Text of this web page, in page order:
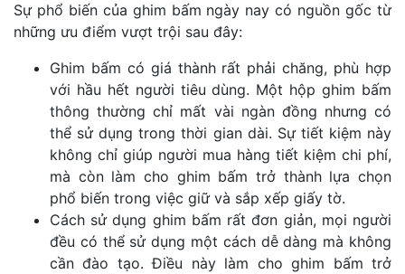
Sự phổ biến của ghim bấm ngày nay có nguồn gốc từ
những ưu điểm vượt trội sau đây:
Ghim bấm có giá thành rất phải chăng, phù hợp
với hầu hết người tiêu dùng. Một hộp ghim bấm
thông thường chỉ mất vài ngàn đồng nhưng có
thể sử dụng trong thời gian dài. Sự tiết kiệm này
không chỉ giúp người mua hàng tiết kiệm chi phí,
mà còn làm cho ghim bấm trở thành lựa chọn
phổ biến trong việc giữ và sắp xếp giấy tờ.
Cách sử dụng ghim bấm rất đơn giản, mọi người
đều có thể sử dụng một cách dễ dàng mà không
cần đào tạo. Điều này làm cho ghim bấm trở